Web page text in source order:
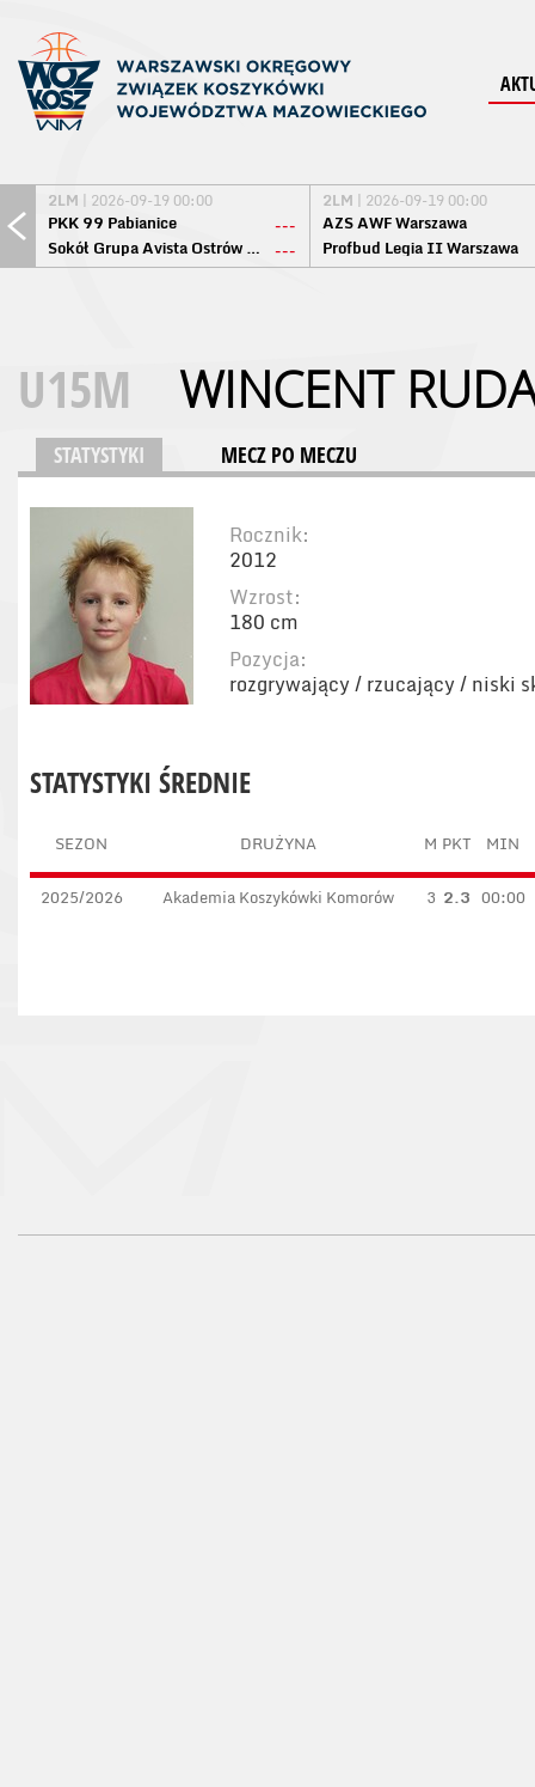
2LM | 2026-09-19 00:00
PKK 99 Pabianice
---
Sokół Grupa Avista Ostrów Maz. ---
2LM | 2026-09-19 00:00
AZS AWF Warszawa
Profbud Legia II Warszawa
U15M WINCENT
STATYSTYKI MECZ PO MECZU
Rocznik:
2012
Wzrost:
180 cm
Pozycja:
rozgrywający / rzucający / niski
STATYSTYKI ŚREDNIE
SEZON DRUŻYNA M PKT MIN
2025/2026 Akademia Koszykówki Komorów 3 2.3 00:00